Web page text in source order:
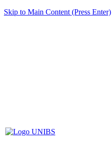
Skip to Main Content (Press Enter)